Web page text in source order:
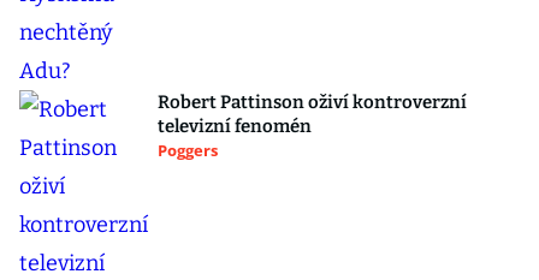
Robert Pattinson oživí kontroverzní
televizní fenomén
Poggers